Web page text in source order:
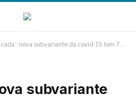
nova subvariante da covid-19 tem 75 mutações e circula em 23 países
subvariante